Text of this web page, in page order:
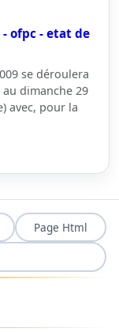
ofpc - etat de
se déroulera
dimanche 29
avec, pour la
Page Html